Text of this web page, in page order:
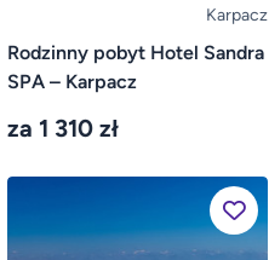
Karpacz
Rodzinny pobyt Hotel Sandra
SPA – Karpacz
za 1 310 zł